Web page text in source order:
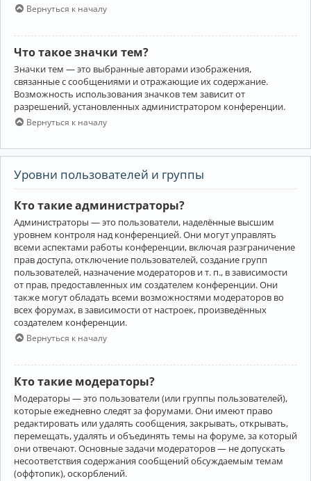
Вернуться к началу
Что такое значки тем?
Значки тем — это выбранные авторами изображения,
связанные с сообщениями и отражающие их содержание.
Возможность использования значков тем зависит от
разрешений, установленных администратором конференции.
Вернуться к началу
Уровни пользователей и группы
Кто такие администраторы?
Администраторы — это пользователи, наделённые высшим
уровнем контроля над конференцией. Они могут управлять
всеми аспектами работы конференции, включая разграничение
прав доступа, отключение пользователей, создание групп
пользователей, назначение модераторов и т. п., в зависимости
от прав, предоставленных им создателем конференции. Они
также могут обладать всеми возможностями модераторов во
всех форумах, в зависимости от настроек, произведённых
создателем конференции.
Вернуться к началу
Кто такие модераторы?
Модераторы — это пользователи (или группы пользователей),
которые ежедневно следят за форумами. Они имеют право
редактировать или удалять сообщения, закрывать, открывать,
перемещать, удалять и объединять темы на форуме, за который
они отвечают. Основные задачи модераторов — не допускать
несоответствия содержания сообщений обсуждаемым темам
(оффтопик), оскорблений.